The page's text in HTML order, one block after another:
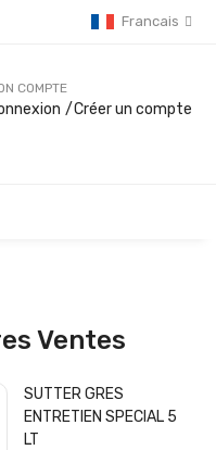
Francais
COMPTE
Créer un compte
Ventes
SUTTER GRES
ENTRETIEN SPECIAL 5
LT